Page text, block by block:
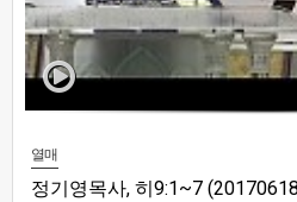
열매
정기영목사, 히9:1~7